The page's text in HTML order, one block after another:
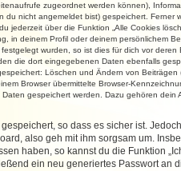
zugeordnet werden können),
nicht angemeldet bist) gespeichert.
jederzeit über die Funktion „Alle Cookies
in deinem Profil oder deinem persönlichem
wurden, so ist dies für dich vor deren
die dort eingegebenen Daten ebenfalls
Löschen und Ändern von
Browser übermittelte Browser-
gespeichert werden. Dazu gehören
so dass es sicher ist.
also geh mit ihm sorgsam um.
haben, so kannst du die Funktion
ein neu generiertes Passwort an